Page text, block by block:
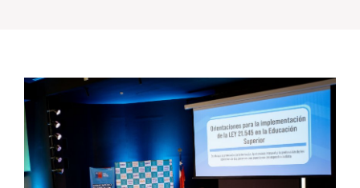
Estudiantes
Académicos
Funcionarios